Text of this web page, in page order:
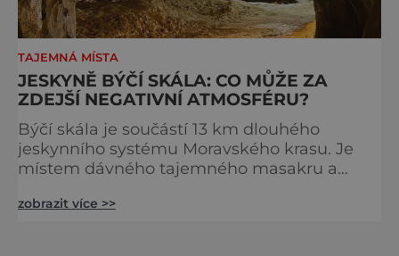
TAJEMNÁ MÍSTA
JESKYNĚ BÝČÍ SKÁLA: CO MŮŽE ZA
ZDEJŠÍ NEGATIVNÍ ATMOSFÉRU?
Býčí skála je součástí 13 km dlouhého
jeskynního systému Moravského krasu. Je
místem dávného tajemného masakru a
přírodě poblíž Křtinského potoka se nachází
zobrazit více >>